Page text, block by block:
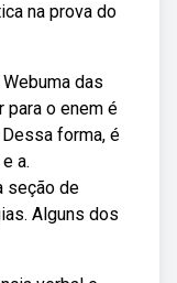
na prova do
das
para o enem é
forma, é
a.
seção de
Alguns dos